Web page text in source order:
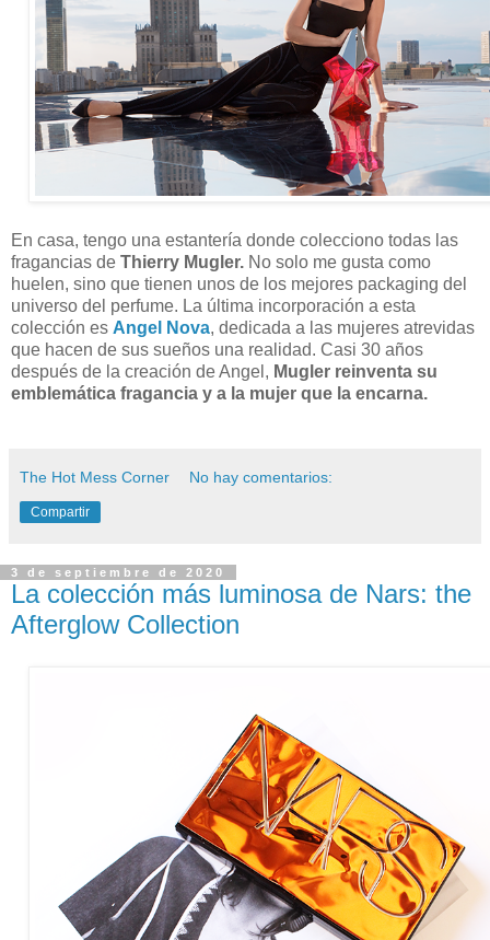
En casa, tengo una estantería donde colecciono todas las
fragancias de Thierry Mugler. No solo me gusta como
huelen, sino que tienen unos de los mejores packaging del
universo del perfume. La última incorporación a esta
colección es Angel Nova, dedicada a las mujeres atrevidas
que hacen de sus sueños una realidad. Casi 30 años
después de la creación de Angel, Mugler reinventa su
emblemática fragancia y a la mujer que la encarna.
The Hot Mess Corner No hay comentarios:
Compartir
3 de septiembre de 2020
La colección más luminosa de Nars: the
Afterglow Collection